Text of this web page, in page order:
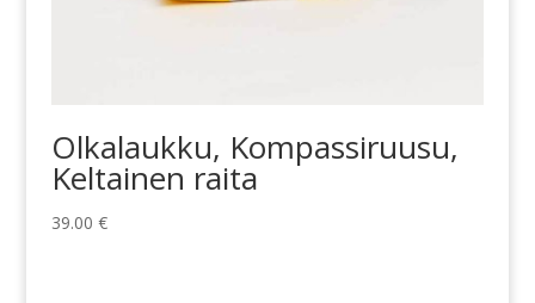
Olkalaukku, Kompassiruusu,
Keltainen raita
39.00 €